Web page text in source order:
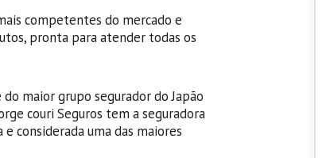
competentes do mercado e
pronta para atender todas os
maior grupo segurador do Japão
couri Seguros tem a seguradora
considerada uma das maiores